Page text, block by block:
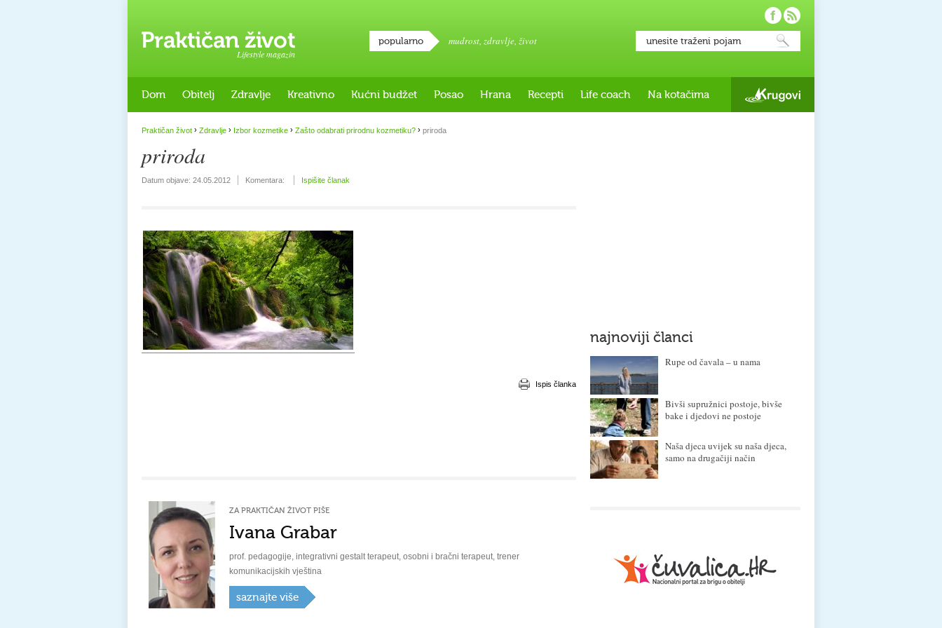
Lifestyle magazin
popularno mudrost, zdravlje, život
Dom Obitelj Zdravlje Kreativno Kućni budžet Posao Hrana Recepti Life coach Na kotačima
Praktičan život › Zdravlje › Izbor kozmetike › Zašto odabrati prirodnu kozmetiku? › priroda
priroda
Datum objave: 24.05.2012 Komentara: Ispišite članak
Ispis članka
ZA PRAKTIČAN ŽIVOT PIŠE
Ivana Grabar
prof. pedagogije, integrativni gestalt terapeut, osobni i bračni terapeut, trener
komunikacijskih vještina
saznajte više
najnoviji članci
Rupe od čavala – u nama
Bivši supružnici postoje, bivše
bake i djedovi ne postoje
Naša djeca uvijek su naša djeca,
samo na drugačiji način